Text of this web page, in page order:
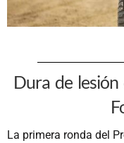
Dura de
La primera ronda del